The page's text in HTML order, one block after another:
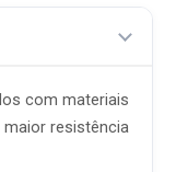
com materiais
maior resistência